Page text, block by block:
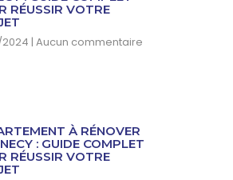
RÉUSSIR VOTRE
Aucun commentaire
À RÉNOVER
: GUIDE COMPLET
RÉUSSIR VOTRE